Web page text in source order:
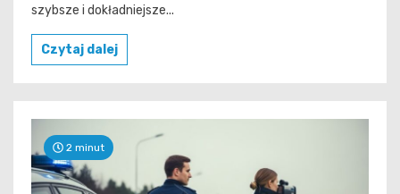
szybsze i dokładniejsze...
Czytaj dalej
2 minut